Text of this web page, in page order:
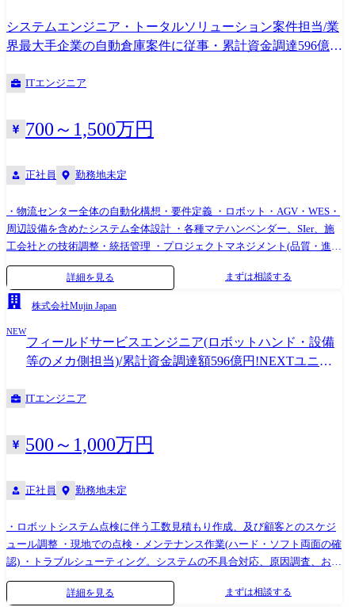
システムエンジニア・トータルソリューション案件担当/業
界最大手企業の自動倉庫案件に従事・累計資金調達596億
ITエンジニア
700～1,500万円
正社員 勤務地未定
・物流センター全体の自動化構想・要件定義 ・ロボット・AGV・WES・
周辺設備を含めたシステム全体設計 ・各種マテハンベンダー、SIer、施
工会社との技術調整・統括管理 ・プロジェクトマネジメント(品質・進
捗・コスト・リスク管理) ・顧客への技術提案、意思決定支援 ・稼働後
の立ち上げ支援および、次世代物流モデルとしての成功事例・標準モデ
ルの確立・横展開
詳細を見る まずは相談する
株式会社Mujin Japan
NEW
フィールドサービスエンジニア(ロボットハンド・設備
等のメカ側担当)/累計資金調達額596億円!NEXTユニコ
ITエンジニア
500～1,000万円
正社員 勤務地未定
・ロボットシステム点検に伴う工数見積もり作成、及び顧客とのスケジ
ュール調整 ・現地での点検・メンテナンス作業(ハード・ソフト両面の確
認) ・トラブルシューティング。システムの不具合対応、原因調査、およ
び解決策の提案 ・顧客からの技術問い合わせ対応(リモートサポート、現
地対応) ・保守・点検データの分析を通じた改善提案(予防保全プログラ
詳細を見る まずは相談する